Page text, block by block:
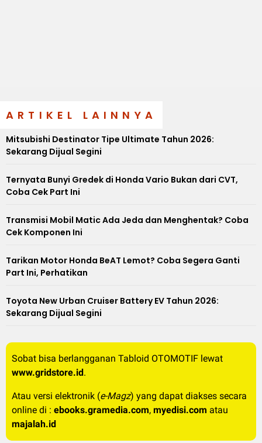
ARTIKEL LAINNYA
Mitsubishi Destinator Tipe Ultimate Tahun 2026:
Sekarang Dijual Segini
Ternyata Bunyi Gredek di Honda Vario Bukan dari CVT,
Coba Cek Part Ini
Transmisi Mobil Matic Ada Jeda dan Menghentak? Coba
Cek Komponen Ini
Tarikan Motor Honda BeAT Lemot? Coba Segera Ganti
Part Ini, Perhatikan
Toyota New Urban Cruiser Battery EV Tahun 2026:
Sekarang Dijual Segini
Sobat bisa berlangganan Tabloid OTOMOTIF lewat
www.gridstore.id.
Atau versi elektronik (e-Magz) yang dapat diakses secara
online di : ebooks.gramedia.com, myedisi.com atau
majalah.id